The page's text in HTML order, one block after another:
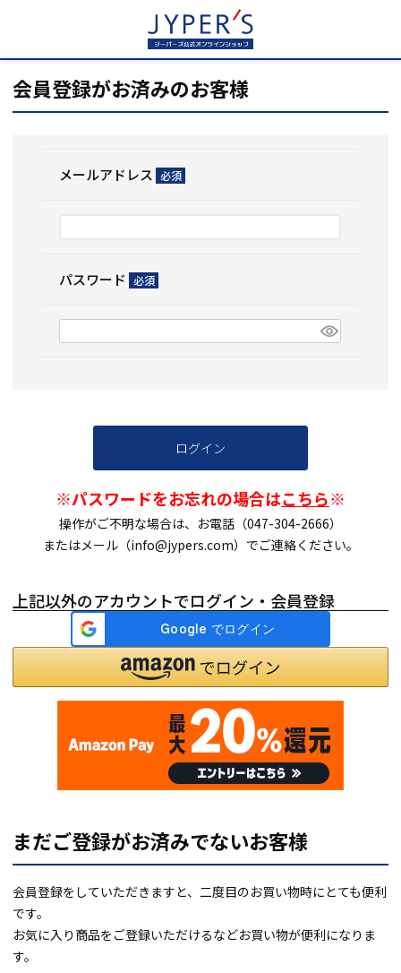
会員登録がお済みのお客様
メールアドレス
パスワード
須)
ログイン
※パスワードをお忘れの場合はこちら※
操作がご不明な場合は、お電話（047-304-2666）
またはメール（info@jypers.com）でご連絡ください。
上記以外のアカウントでログイン・会員登録
まだご登録がお済みでないお客様
会員登録をしていただきますと、二度目のお買い物時にとても便利
です。
お気に入り商品をご登録いただけるなどお買い物が便利になりま
す。